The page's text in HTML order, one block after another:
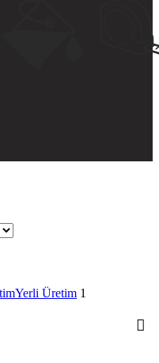
Yerli Üretim 1